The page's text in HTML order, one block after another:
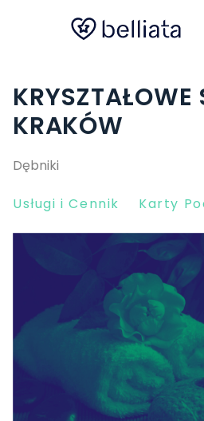
KRYSZTAŁOWE
KRAKÓW
Dębniki
Usługi i Cennik Karty